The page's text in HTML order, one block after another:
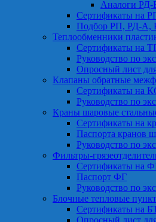
Аналоги РД-
Сертификаты на
Подбор РП, РД-А,
Теплообменники
Сертификаты на
Руководство по
Опросный лист
Клапаны обратные
Сертификаты на
Руководство по
Краны шаровые
Сертификаты на
Паспорта кранов
Руководство по
Фильтры-
Сертификаты на
Паспорт ФГ
Руководство по
Блочные тепловые
Сертификаты на
Опросный лист